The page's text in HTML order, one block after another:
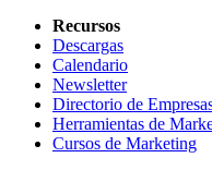
Recursos
Descargas
Calendario
Newsletter
Directorio de
Herramientas de
Cursos de Marketing